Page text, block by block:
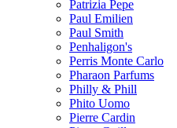
Patrizia Pepe
Paul Emilien
Paul Smith
Penhaligon's
Perris Monte Carlo
Pharaon Parfums
Philly & Phill
Phito Uomo
Pierre Cardin